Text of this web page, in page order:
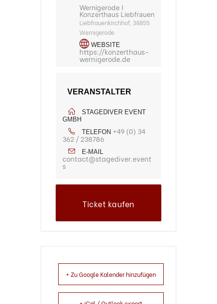
Wernigerode I
Konzerthaus Liebfrauen
Liebfrauenkirchhof, 38855
Wernigerode
WEBSITE
https://konzerthaus-
wernigerode.de
VERANSTALTER
STAGEDIVER EVENT
GMBH
TELEFON +49 (0) 34
362 / 238786
E-MAIL
contact@stagediver.event
s
Ticket kaufen
+ Zu Google Kalender hinzufügen